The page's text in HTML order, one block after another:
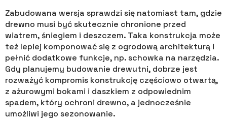
Zabudowana wersja sprawdzi się natomiast tam, gdzie
drewno musi być skutecznie chronione przed
wiatrem, śniegiem i deszczem. Taka konstrukcja może
też lepiej komponować się z ogrodową architekturą i
pełnić dodatkowe funkcje, np. schowka na narzędzia.
Gdy planujemy budowanie drewutni, dobrze jest
rozważyć kompromis konstrukcję częściowo otwartą,
z ażurowymi bokami i daszkiem z odpowiednim
spadem, który ochroni drewno, a jednocześnie
umożliwi jego sezonowanie.